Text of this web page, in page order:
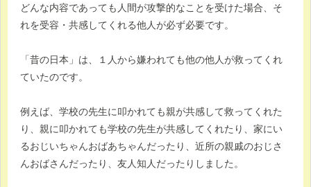
どんな内容であっても人間が攻撃的なことを受けた場合、そ
れを受容・共感してくれる他人が必ず必要です。
「昔の日本」は、１人から嫌われても他の他人が救ってくれ
ていたのです。
例えば、学校の先生に叩かれても親が共感して救ってくれた
り、親に叩かれても学校の先生が共感してくれたり、家にい
るおじいちゃんおばあちゃんだったり、近所の親戚のおじさ
んおばさんだったり、友人知人だったりしました。